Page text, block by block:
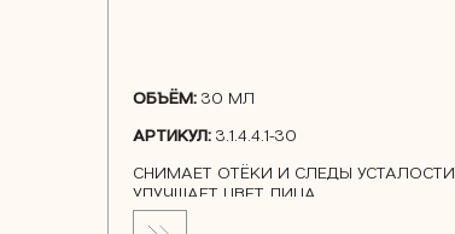
ОБЪЁМ: 30 МЛ
АРТИКУЛ: 3.1.4.4.1-30
СНИМАЕТ ОТЁКИ И СЛЕДЫ УСТАЛОСТИ,
УЛУЧШАЕТ ЦВЕТ ЛИЦА